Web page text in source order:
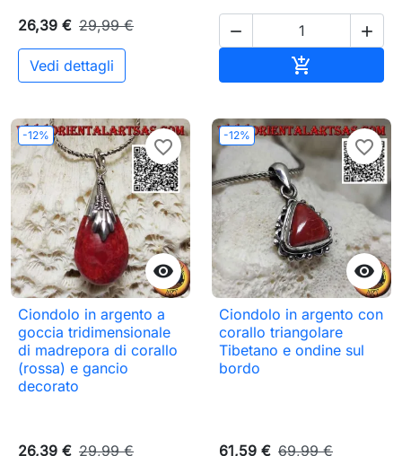
26,39 € 29,99 €
Vedi dettagli
 

-12%

favorite_border
Ciondolo in argento a
goccia tridimensionale
di madrepora di corallo
(rossa) e gancio
decorato
26,39 € 29,99 €
-12%

favorite_border
Ciondolo in argento con
corallo triangolare
Tibetano e ondine sul
bordo
61,59 € 69,99 €